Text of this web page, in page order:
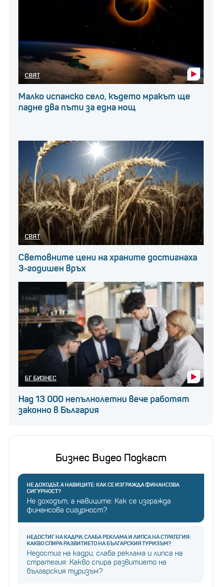
СВЯТ
Малко испанско село, където мракът ще
падне два пъти за една нощ
СВЯТ
Световните цени на храните достигнаха
3-годишен връх
БГ БИЗНЕС
Над 13 000 непълнолетни вече работят
законно в България
Бизнес Видео Подкаст
НЕ ДОХОДЪТ, А НАВИЦИТЕ: КАК СЕ ИЗГРАЖДА ФИНАНСОВА
СИГУРНОСТ?
Не доходът, а навиците: Как се изгражда
финансова сигурност?
НЕДОСТИГ НА КАДРИ, СЛАБА РЕКЛАМА И ЛИПСА НА СТРАТЕГИЯ:
КАКВО СПИРА РАЗВИТИЕТО НА БЪЛГАРСКИЯ ТУРИЗЪМ?
Недостиг на кадри, слаба реклама и липса на
стратегия: Какво спира развитието на
българския туризъм?